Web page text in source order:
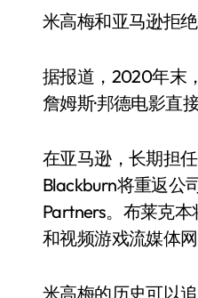
米高梅和亚马逊拒绝
据报道，2020年末
詹姆斯·邦德电影直
在亚马逊，长期担
Blackburn将重返公
Partners。布莱克
和视频游戏流媒体网
米高梅的历史可以